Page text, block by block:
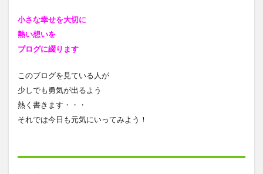
小さな幸せを大切に
熱い想いを
ブログに綴ります
このブログを見ている人が
少しでも勇気が出るよう
熱く書きます・・・
それでは今日も元気にいってみよう！